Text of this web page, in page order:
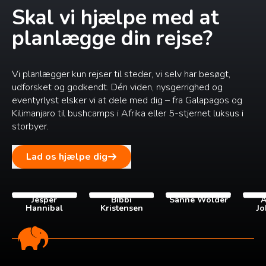
Skal vi hjælpe med at
planlægge din rejse?
Vi planlægger kun rejser til steder, vi selv har besøgt,
udforsket og godkendt. Dén viden, nysgerrighed og
eventyrlyst elsker vi at dele med dig – fra Galapagos og
Kilimanjaro til bushcamps i Afrika eller 5-stjernet luksus i
storbyer.
Lad os hjælpe dig
Jesper
Hannibal
Bibbi
Kristensen
Sanne Wolder